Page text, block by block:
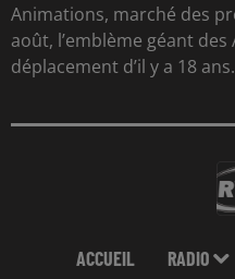
Animations, marché des
août, l’emblème géant
déplacement d’il y a 18 ans.
ACCUEIL RADIO